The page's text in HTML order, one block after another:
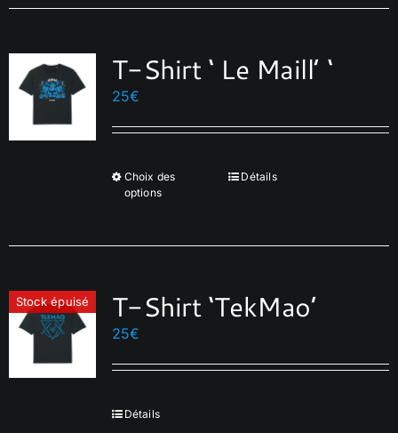
plusieurs
Les
être
sur
T-Shirt ‘ Le Maill’ ‘
25€
Choix des
options
Ce
plusieurs
Les
être
Détails
Stock épuisé T-Shirt ‘TekMao’
25€
Détails